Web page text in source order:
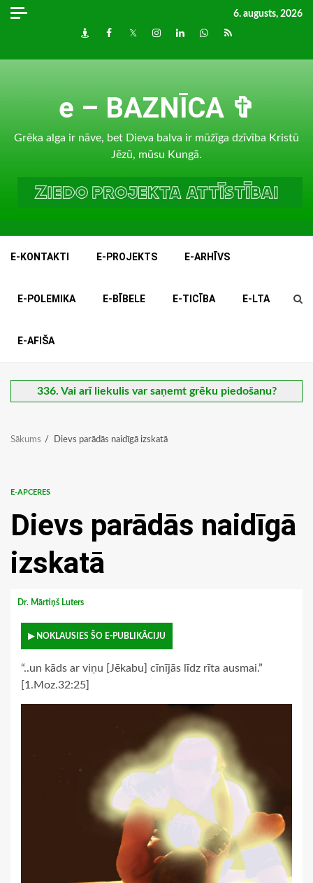
Skip
6. augusts, 2026
DraugiemFacebook
TwitterInstagram
LinkedInwhatsapp
RSS
e – BAZNĪCA ✞
Grēka alga ir nāve, bet Dieva balva ir mūžīga dzīvība Kristū
Jēzū, mūsu Kungā.
E-KONTAKTI E-PROJEKTS E-ARHĪVS
E-POLEMIKA E-BĪBELE E-TICĪBA E-LTA
E-AFIŠA
336. Vai arī liekulis var saņemt grēku piedošanu?
Sākums Dievs parādās naidīgā izskatā
E-APCERES
Dievs parādās naidīgā
izskatā
Dr. Mārtiņš Luters
▶ NOKLAUSIES ŠO E-PUBLIKĀCIJU
“..un kāds ar viņu [Jēkabu] cīnījās līdz rīta ausmai.”
[1.Moz.32:25]